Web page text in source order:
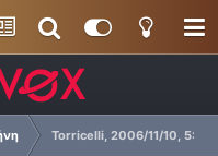
Torricelli, 2006/11/10, 5:10